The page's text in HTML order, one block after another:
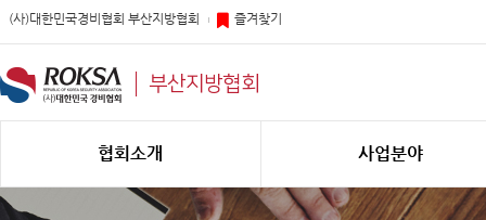
(사)대한민국경비협회 부산지방협회 즐겨찾기
부산지방협회
협회소개 사업분야